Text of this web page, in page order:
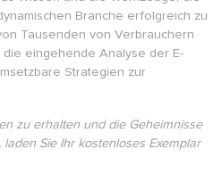
Branche erfolgreich zu
Tausenden von Verbrauchern
eingehende Analyse der E-
Strategien zur
zu erhalten und die Geheimnisse
Sie Ihr kostenloses Exemplar